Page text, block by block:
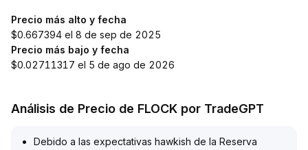
Precio más alto y fecha
$0.667394 el 8 de sep de 2025
Precio más bajo y fecha
$0.02711317 el 5 de ago de 2026
Análisis de Precio de FLOCK por TradeGPT
Debido a las expectativas hawkish de la Reserva